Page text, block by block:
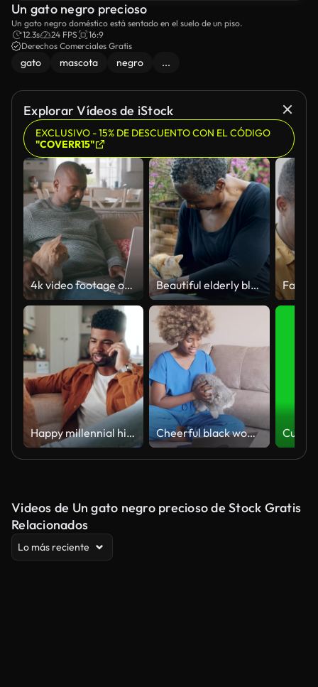
Un gato negro precioso
Un gato negro doméstico está sentado en el suelo de un piso.
12.3s
24 FPS
16:9
Derechos Comerciales Gratis
gato mascota negro ...
Explorar Vídeos de iStock
EXCLUSIVO - 15% DE DESCUENTO CON EL CÓDIGO
"COVERR15"
4k video footage of a mature man using a laptop at home Beautiful elderly black woman petting her orange cat with love outside
Happy millennial hipster African American businessman sitting on a sofa talking on the phone Cheerful black woman having video chat with cat
Videos de Un gato negro precioso de Stock Gratis
Relacionados
Lo más reciente